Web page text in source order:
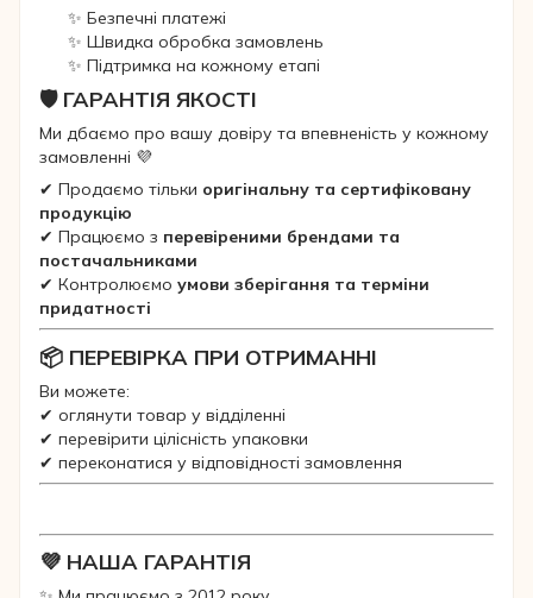
✨ Безпечні платежі
✨ Швидка обробка замовлень
✨ Підтримка на кожному етапі
🛡 ГАРАНТІЯ ЯКОСТІ
Ми дбаємо про вашу довіру та впевненість у кожному
замовленні 💜
✔ Продаємо тільки оригінальну та сертифіковану
продукцію
✔ Працюємо з перевіреними брендами та
постачальниками
✔ Контролюємо умови зберігання та терміни
придатності
📦 ПЕРЕВІРКА ПРИ ОТРИМАННІ
Ви можете:
✔ оглянути товар у відділенні
✔ перевірити цілісність упаковки
✔ переконатися у відповідності замовлення
💜 НАША ГАРАНТІЯ